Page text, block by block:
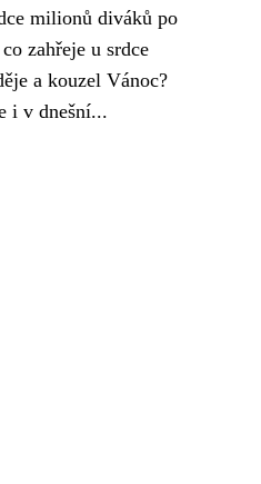
milionů diváků po
zahřeje u srdce
a kouzel Vánoc?
i v dnešní...